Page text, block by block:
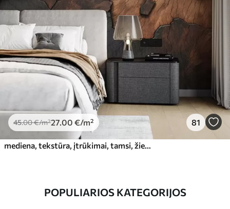
45.00€/m²27 .00 €/m² 81
POPULIARIOS KATEGORIJOS